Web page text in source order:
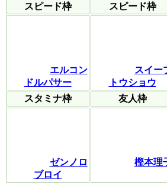
スピード枠 スピード枠
エルコン
ドルパサー
スイー
トウショウ
スタミナ枠
友人枠
ゼンノロ
ブロイ
樫本理